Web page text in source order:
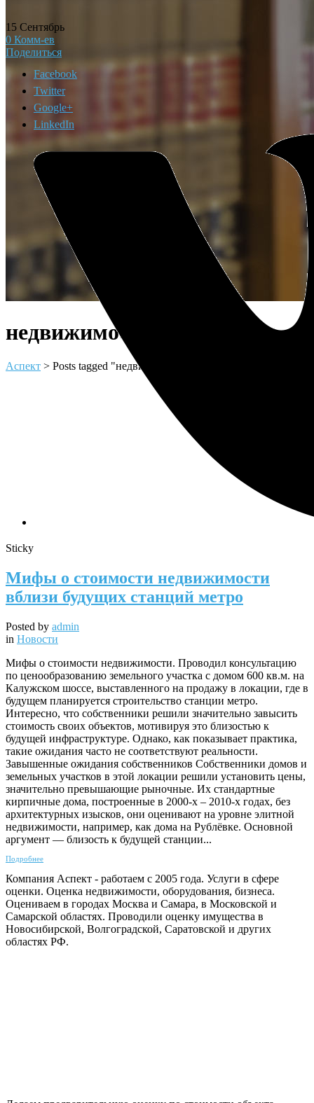
недвижимость у метро Tag
Аспект > Posts tagged "недвижимость у метро"
15 Сентябрь
0 Комм-ев
Поделиться
Facebook
Twitter
Google+
LinkedIn
Sticky
Мифы о стоимости недвижимости
вблизи будущих станций метро
Posted by admin
in Новости
Мифы о стоимости недвижимости. Проводил консультацию
по ценообразованию земельного участка с домом 600 кв.м. на
Калужском шоссе, выставленного на продажу в локации, где в
будущем планируется строительство станции метро.
Интересно, что собственники решили значительно завысить
стоимость своих объектов, мотивируя это близостью к
будущей инфраструктуре. Однако, как показывает практика,
такие ожидания часто не соответствуют реальности.
Завышенные ожидания собственников Собственники домов и
земельных участков в этой локации решили установить цены,
значительно превышающие рыночные. Их стандартные
кирпичные дома, построенные в 2000-х – 2010-х годах, без
архитектурных изысков, они оценивают на уровне элитной
недвижимости, например, как дома на Рублёвке. Основной
аргумент — близость к будущей станции...
Подробнее
Компания Аспект - работаем с 2005 года. Услуги в сфере
оценки. Оценка недвижимости, оборудования, бизнеса.
Оцениваем в городах Москва и Самара, в Московской и
Самарской областях. Проводили оценку имущества в
Новосибирской, Волгоградской, Саратовской и других
областях РФ.